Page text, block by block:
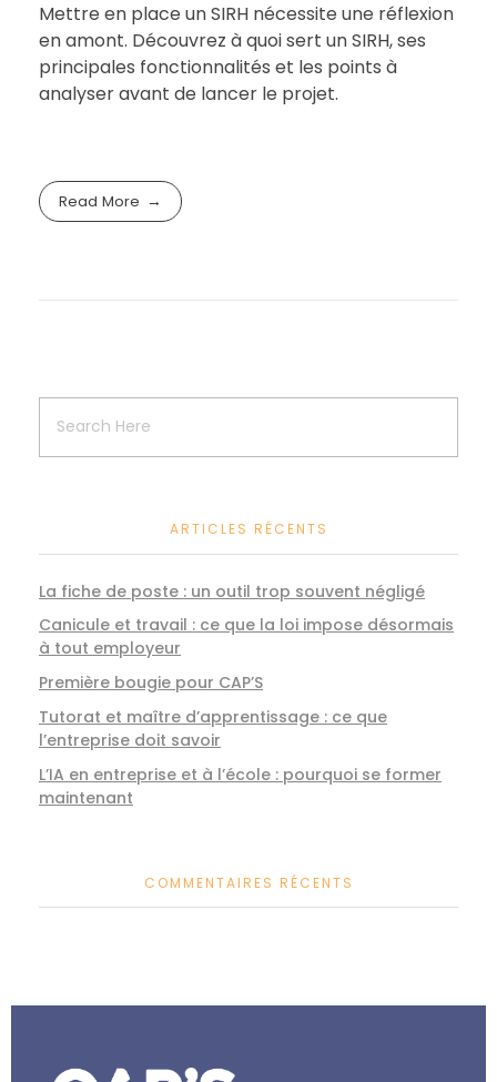
Mettre en place un SIRH nécessite une réflexion
en amont. Découvrez à quoi sert un SIRH, ses
principales fonctionnalités et les points à
analyser avant de lancer le projet.
Read More
ARTICLES RÉCENTS
La fiche de poste : un outil trop souvent négligé
Canicule et travail : ce que la loi impose désormais
à tout employeur
Première bougie pour CAP’S
Tutorat et maître d’apprentissage : ce que
l’entreprise doit savoir
L’IA en entreprise et à l’école : pourquoi se former
maintenant
COMMENTAIRES RÉCENTS